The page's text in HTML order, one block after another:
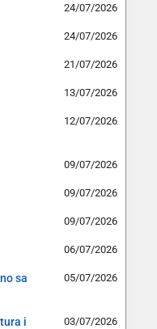
24/07/2026
24/07/2026
21/07/2026
13/07/2026
12/07/2026
09/07/2026
09/07/2026
09/07/2026
06/07/2026
sa
05/07/2026
i
03/07/2026